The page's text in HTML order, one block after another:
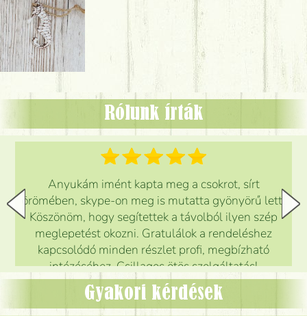
Rólunk írták
Anyukám imént kapta meg a csokrot, sírt
örömében, skype-on meg is mutatta gyönyörű lett.
Köszönöm, hogy segítettek a távolból ilyen szép
meglepetést okozni. Gratulálok a rendeléshez
kapcsolódó minden részlet profi, megbízható
intézéséhez. Csillagos ötös szolgáltatás!
Mónika
Gyakori kérdések